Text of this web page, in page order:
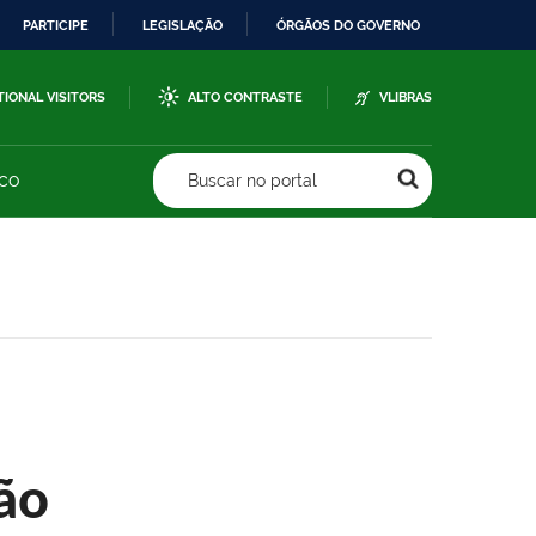
PARTICIPE LEGISLAÇÃO ÓRGÃOS DO GOVERNO
VISITORS ALTO CONTRASTE VLIBRAS
Buscar no portal